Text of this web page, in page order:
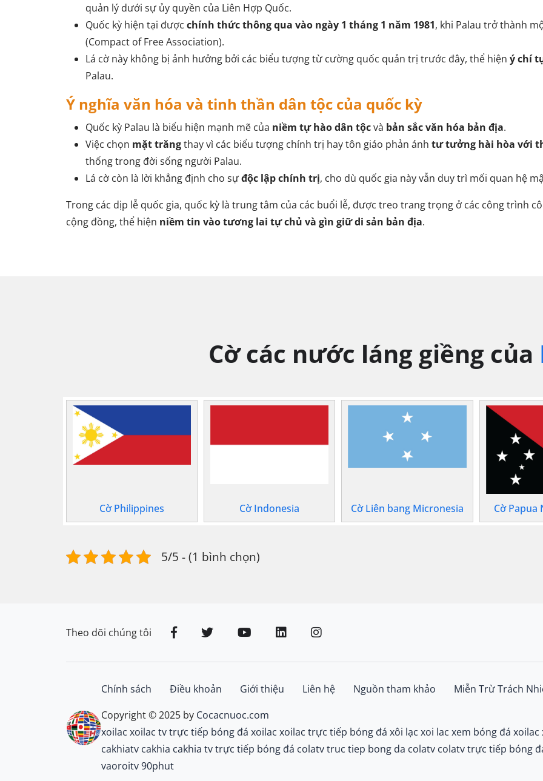
quản lý dưới sự ủy quyền của Liên Hợp Quốc.
Quốc kỳ hiện tại được chính thức thông qua vào ngày 1 tháng 1 năm 1981, khi Palau trở thành
(Compact of Free Association).
Lá cờ này không bị ảnh hưởng bởi các biểu tượng từ cường quốc quản trị trước đây, thể hiện ý chí
Palau.
Ý nghĩa văn hóa và tinh thần dân tộc của quốc kỳ
Quốc kỳ Palau là biểu hiện mạnh mẽ của niềm tự hào dân tộcvà bản sắc văn hóa bản địa.
Việc chọn mặt trăngthay vì các biểu tượng chính trị hay tôn giáo phản ánh tư tưởng hài hòa với
thống trong đời sống người Palau.
Lá cờ còn là lời khẳng định cho sựđộc lập chính trị, cho dù quốc gia này vẫn duy trì mối quan hệ
Trong các dịp lễ quốc gia, quốc kỳ là trung tâm của các buổi lễ, được treo trang trọng ở các công trình
cộng đồng, thể hiện niềm tin vào tương lai tự chủ và gìn giữ di sản bản địa.
Cờ các nước láng giềng của
Cờ Philippines Cờ Indonesia Cờ Liên bang Micronesia Cờ Papua
5/5 - (1 bình chọn)
Theo dõi chúng tôi
Chính sách Điều khoản Giới thiệu Liên hệ Nguồn tham khảo Miễn Trừ Trách
Copyright © 2025 by Cocacnuoc.com
xoilac xoilac tvtrực tiếp bóng đá xoilac xoilac trực tiếp bóng đá xôi lạc xoi lac xem bóng đá xoilac
cakhiatv cakhia cakhia tvtrực tiếp bóng đá colatvtruc tiep bong da colatv colatv trực tiếp bóng
vaoroitv90phut